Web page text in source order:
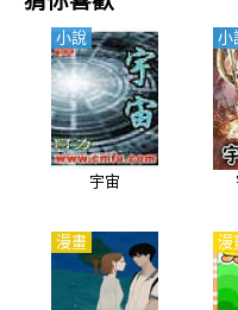
宇宙
小說 小
漫畫 漫